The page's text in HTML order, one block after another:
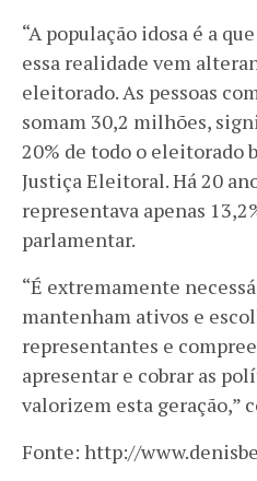
“A população idosa é a
essa realidade vem
eleitorado. As pessoas
somam 30,2 milhões,
20% de todo o eleitorado
Justiça Eleitoral. Há 20
representava apenas
parlamentar.
“É extremamente
mantenham ativos e
representantes e
apresentar e cobrar as
valorizem esta geração,”
Fonte: http://